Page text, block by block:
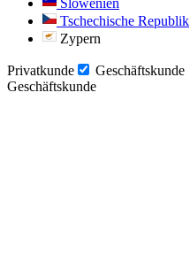
Slowenien
Tschechische Republik
Zypern
Privatkunde
Geschäftskunde
Geschäftskunde